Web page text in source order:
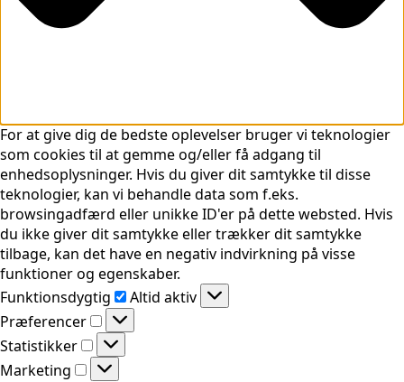
For at give dig de bedste oplevelser bruger vi teknologier
som cookies til at gemme og/eller få adgang til
enhedsoplysninger. Hvis du giver dit samtykke til disse
teknologier, kan vi behandle data som f.eks.
browsingadfærd eller unikke ID'er på dette websted. Hvis
du ikke giver dit samtykke eller trækker dit samtykke
tilbage, kan det have en negativ indvirkning på visse
funktioner og egenskaber.
Funktionsdygtig
Funktionsdygtig
Altid aktiv
Præferencer
Præferencer
Statistikker
Statistikker
Marketing
Marketing